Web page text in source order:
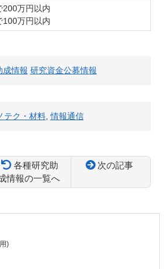
200万円以内
100万円以内
成情報 研究資金公募情報
テク・材料,情報通信
各種研究助
情報の一覧へ
次の記事
)